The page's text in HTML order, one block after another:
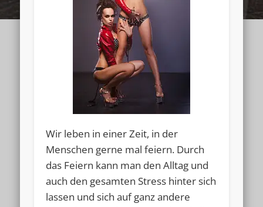
Wir leben in einer Zeit, in der
Menschen gerne mal feiern. Durch
das Feiern kann man den Alltag und
auch den gesamten Stress hinter sich
lassen und sich auf ganz andere